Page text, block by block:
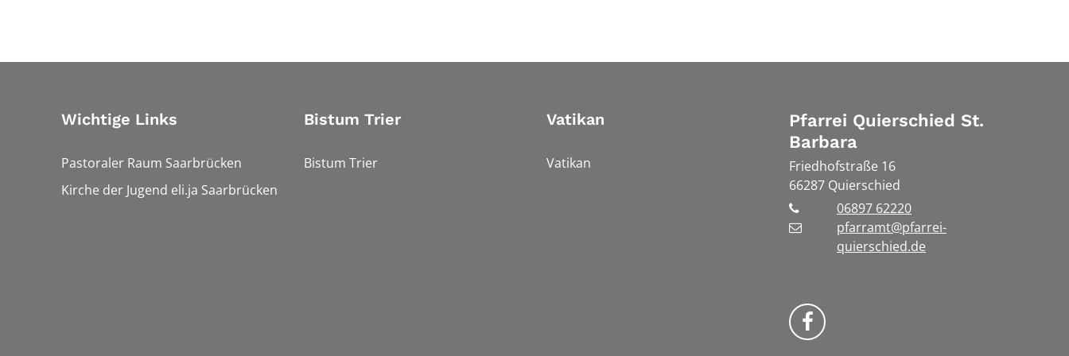
Wichtige Links
Pastoraler Raum Saarbrücken
Kirche der Jugend eli.ja Saarbrücken
Bistum Trier
Bistum Trier
Vatikan
Vatikan
Pfarrei Quierschied St.
Barbara
Friedhofstraße 16
66287 Quierschied
06897 62220
pfarramt@pfarrei-
quierschied.de
Bistum Trier auf Facebook